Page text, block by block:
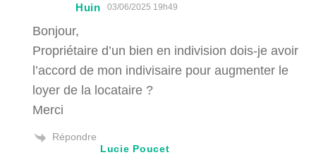
Huin 03/06/2025 19h49
Bonjour,
Propriétaire d’un bien en indivision dois-je avoir
l’accord de mon indivisaire pour augmenter le
loyer de la locataire ?
Merci
Répondre
Lucie Poucet